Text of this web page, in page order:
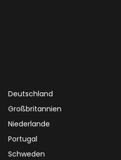
Deutschland
Großbritannien
Niederlande
Portugal
Schweden